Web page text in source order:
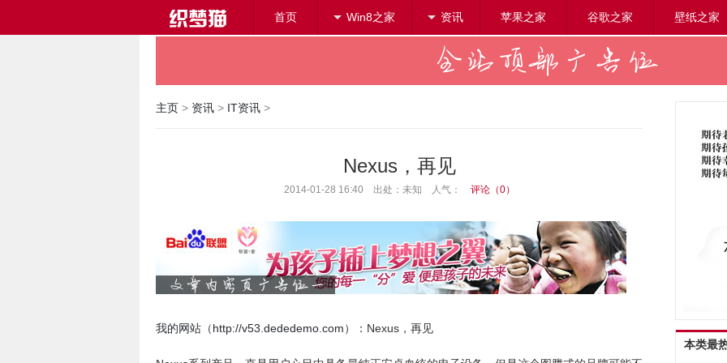
首页 Win8之家 资讯 苹果之家 谷歌之家 壁纸之家
阅读设置
主页 > 资讯 > IT资讯 >
Nexus，再见
2014-01-28 16:40 出处：未知 人气： 评论（0）
我的网站 （http://v53.dededemo.com）：Nexus，再见
本类最